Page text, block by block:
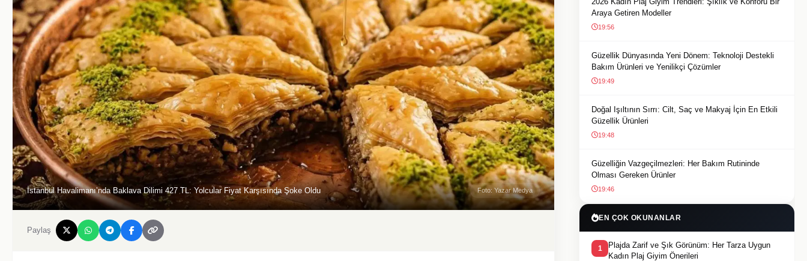
İstanbul Havalimanı’nda Baklava Dilimi 427 TL: Yolcular Fiyat Karşısında Şoke Oldu Foto: Yazar Medya
Paylaş
Araya Getiren Modeller
19:56
Güzellik Dünyasında Yeni Dönem: Teknoloji Destekli
Bakım Ürünleri ve Yenilikçi Çözümler
19:49
Doğal Işıltının Sırrı: Cilt, Saç ve Makyaj İçin En Etkili
Güzellik Ürünleri
19:48
Güzelliğin Vazgeçilmezleri: Her Bakım Rutininde
Olması Gereken Ürünler
19:46
EN ÇOK OKUNANLAR
1
Plajda Zarif ve Şık Görünüm: Her Tarza Uygun
Kadın Plaj Giyim Önerileri